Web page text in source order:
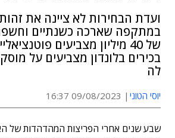
ועדת הבחירות לא ציינה את
במתקפה שארכה כשנתיים
של 40 מיליון מצביעים
בכירים בלונדון מצביעים על
לה
יוסי הטוני 09/08/2023 16:37
שבע שנים אחרי הפריצות המהדהדות של